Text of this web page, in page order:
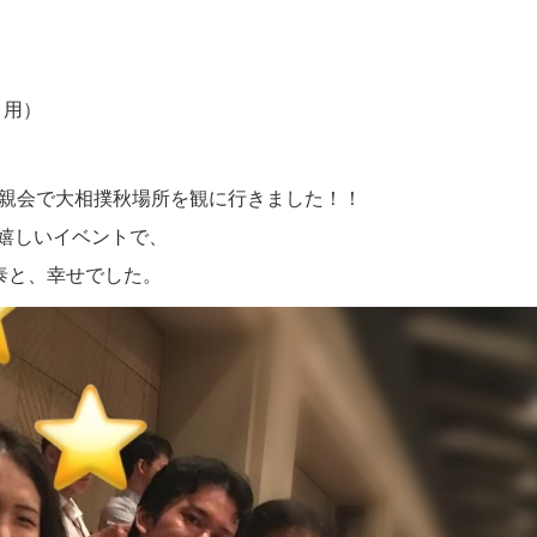
）
会で大相撲秋場所を観に行きました！！
しいイベントで、
、幸せでした。